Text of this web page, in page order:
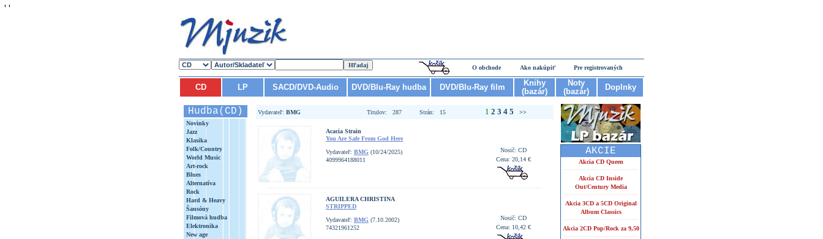
' '
O obchode Ako nakúpiť Pre registrovaných
CD LP SACD/DVD-Audio DVD/Blu-Ray hudba DVD/Blu-Ray film
Knihy
(bazár)
Noty
(bazár)
Doplnky
Hudba(CD)
Novinky
Jazz
Klasika
Folk/Country
World Music
Art-rock
Blues
Alternatíva
Rock
Hard & Heavy
Šansóny
Filmová hudba
Elektronika
New age
Vydavateľ: BMG Titulov: 287 Strán: 15 1 2 3 4 5 >>
Acacia Strain
You Are Safe From God Here
Vydavateľ: BMG (10/24/2025)
4099964188011
Nosič: CD
Cena: 20,14 €
AGUILERA CHRISTINA
STRIPPED
Vydavateľ: BMG (7.10.2002)
74321961252
Nosič: CD
Cena: 10,42 €
AKCIE
Akcia CD Queen
Akcia CD Inside
Out/Century Media
Akcia 3CD a 5CD Original
Album Classics
Akcia 2CD Pop/Rock za 9,50